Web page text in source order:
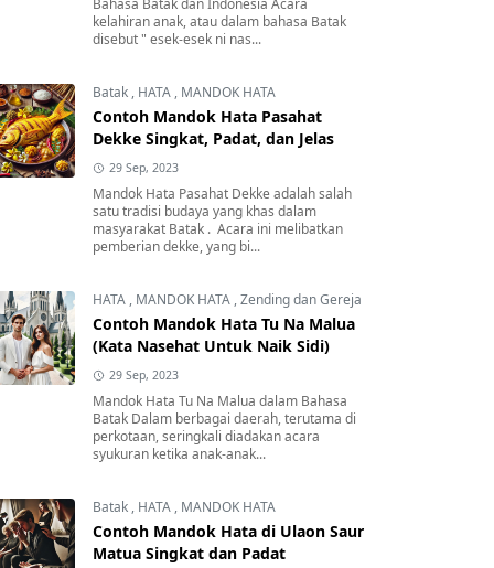
Bahasa Batak dan Indonesia Acara
kelahiran anak, atau dalam bahasa Batak
disebut " esek-esek ni nas...
Batak , HATA , MANDOK HATA
Contoh Mandok Hata Pasahat
Dekke Singkat, Padat, dan Jelas
29 Sep, 2023
Mandok Hata Pasahat Dekke adalah salah
satu tradisi budaya yang khas dalam
masyarakat Batak . Acara ini melibatkan
pemberian dekke, yang bi...
HATA , MANDOK HATA ,Zending dan Gereja
Contoh Mandok Hata Tu Na Malua
(Kata Nasehat Untuk Naik Sidi)
29 Sep, 2023
Mandok Hata Tu Na Malua dalam Bahasa
Batak Dalam berbagai daerah, terutama di
perkotaan, seringkali diadakan acara
syukuran ketika anak-anak...
Batak , HATA , MANDOK HATA
Contoh Mandok Hata di Ulaon Saur
Matua Singkat dan Padat